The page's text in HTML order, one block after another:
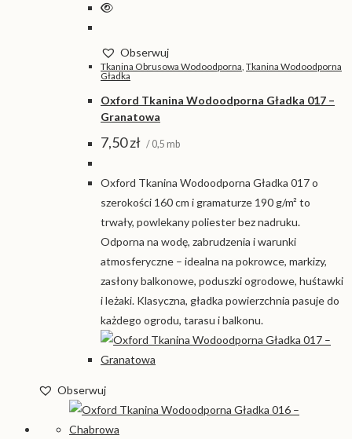
Obserwuj
Tkanina Obrusowa Wodoodporna, Tkanina Wodoodporna
Gładka
Oxford Tkanina Wodoodporna Gładka 017 –
Granatowa
7,50zł / 0,5 mb
Oxford Tkanina Wodoodporna Gładka 017 o
szerokości 160 cm i gramaturze 190 g/m² to
trwały, powlekany poliester bez nadruku.
Odporna na wodę, zabrudzenia i warunki
atmosferyczne – idealna na pokrowce, markizy,
zasłony balkonowe, poduszki ogrodowe, huśtawki
i leżaki. Klasyczna, gładka powierzchnia pasuje do
każdego ogrodu, tarasu i balkonu.
Obserwuj